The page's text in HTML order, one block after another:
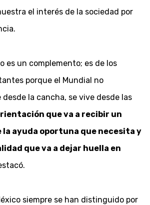
el interés de la sociedad por
es un complemento; es de los
porque el Mundial no
la cancha, se vive desde las
que va a recibir un
ayuda oportuna que necesita y
que va a dejar huella en
siempre se han distinguido por